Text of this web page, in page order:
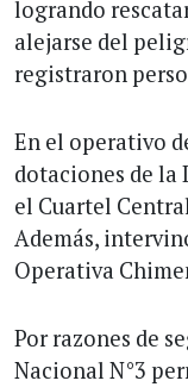
logrando
alejarse del
registraron
En el operativo
dotaciones de la
el Cuartel
Además,
Operativa
Por razones de
Nacional N°3